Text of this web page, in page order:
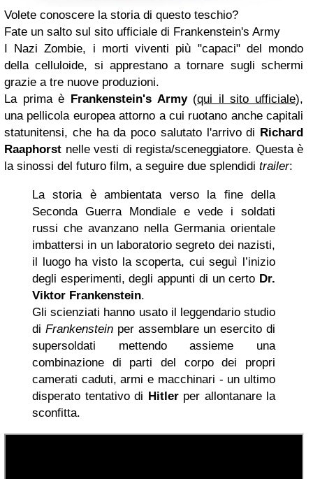
Volete conoscere la storia di questo teschio?
Fate un salto sul sito ufficiale di Frankenstein's Army
I Nazi Zombie, i morti viventi più "capaci" del mondo
della celluloide, si apprestano a tornare sugli schermi
grazie a tre nuove produzioni.
La prima è Frankenstein's Army(qui il sito ufficiale),
una pellicola europea attorno a cui ruotano anche capitali
statunitensi, che ha da poco salutato l'arrivo di Richard
Raaphorst nelle vesti di regista/sceneggiatore. Questa è
la sinossi del futuro film, a seguire due splendidi trailer:
La storia è ambientata verso la fine della
Seconda Guerra Mondiale e vede i soldati
russi che avanzano nella Germania orientale
imbattersi in un laboratorio segreto dei nazisti,
il luogo ha visto la scoperta, cui seguì l’inizio
degli esperimenti, degli appunti di un certo Dr.
Viktor Frankenstein.
Gli scienziati hanno usato il leggendario studio
di Frankenstein per assemblare un esercito di
supersoldati mettendo assieme una
combinazione di parti del corpo dei propri
camerati caduti, armi e macchinari - un ultimo
disperato tentativo di Hitlerper allontanare la
sconfitta.